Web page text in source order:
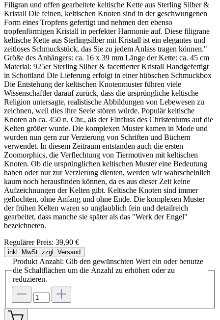
Filigran und offen gearbeitete keltische Kette aus Sterling Silber &
Kristall Die feinen, keltischen Knoten sind in der geschwungenen
Form eines Tropfens gefertigt und nehmen den ebenso
tropfenförmigen Kristall in perfekter Harmonie auf. Diese filigrane
keltische Kette aus Sterlingsilber mit Kristall ist ein elegantes und
zeitloses Schmuckstück, das Sie zu jedem Anlass tragen können."
Größe des Anhängers: ca. 16 x 39 mm Länge der Kette: ca. 45 cm
Material: 925er Sterling Silber & facettierter Kristall Handgefertigt
in Schottland Die Lieferung erfolgt in einer hübschen Schmuckbox
Die Entstehung der keltischen Knotenmuster führen viele
Wissenschaftler darauf zurück, dass die ursprüngliche keltische
Religion untersagte, realistische Abbildungen von Lebewesen zu
zeichnen, weil dies ihre Seele stören würde. Populär keltische
Knoten ab ca. 450 n. Chr., als der Einfluss des Christentums auf die
Kelten größer wurde. Die komplexen Muster kamen in Mode und
wurden nun gern zur Verzierung von Schriften und Büchern
verwendet. In diesem Zeitraum entstanden auch die ersten
Zoomorphics, die Verflechtung von Tiermotiven mit keltischen
Knoten. Ob die ursprünglichen keltischen Muster eine Bedeutung
haben oder nur zur Verzierung dienten, werden wir wahrscheinlich
kaum noch herausfinden können, da es aus dieser Zeit keine
Aufzeichnungen der Kelten gibt. Keltische Knoten sind immer
geflochten, ohne Anfang und ohne Ende. Die komplexen Muster
der frühen Kelten waren so unglaublich fein und detailreich
gearbeitet, dass manche sie später als das "Werk der Engel"
bezeichneten.
Regulärer Preis: 39,90 €
inkl. MwSt. zzgl. Versand
Produkt Anzahl: Gib den gewünschten Wert ein oder benutze
die Schaltflächen um die Anzahl zu erhöhen oder zu
reduzieren.